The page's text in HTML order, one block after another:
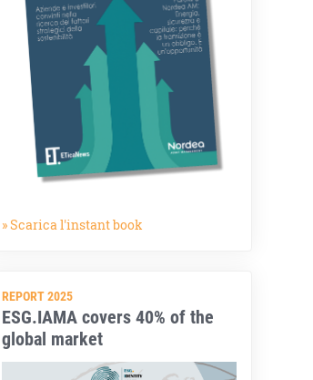
» Scarica l'instant book
REPORT 2025
ESG.IAMA covers 40% of the
global market